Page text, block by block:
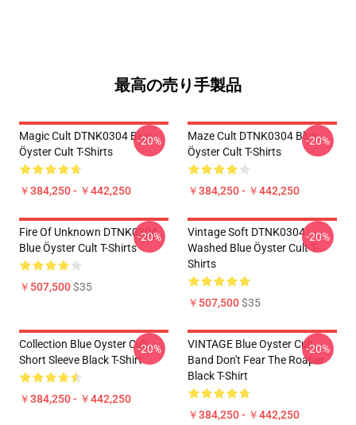
最高の売り手製品
Magic Cult DTNK0304 Blue
Öyster Cult T-Shirts
￥384,250 - ￥442,250
-20%
Maze Cult DTNK0304 Blue
Öyster Cult T-Shirts
￥384,250 - ￥442,250
-20%
Fire Of Unknown DTNK0304
Blue Öyster Cult T-Shirts
￥507,500$35
-20%
Vintage Soft DTNK0304
Washed Blue Öyster Cult T-
Shirts
￥507,500$35
-20%
Collection Blue Oyster Cult
Short Sleeve Black T-Shirt
￥384,250 - ￥442,250
-20%
VINTAGE Blue Oyster Cult
Band Don't Fear The Roaper
Black T-Shirt
￥384,250 - ￥442,250
-20%